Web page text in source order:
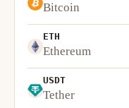
Bitcoin
ETH
Ethereum
USDT
Tether